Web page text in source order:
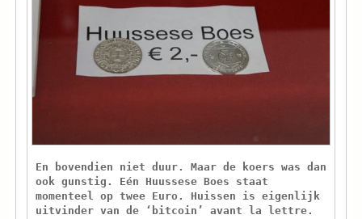
En bovendien niet duur. Maar de koers was dan
ook gunstig. Eén Huussese Boes staat
momenteel op twee Euro. Huissen is eigenlijk
uitvinder van de ‘bitcoin’ avant la lettre.